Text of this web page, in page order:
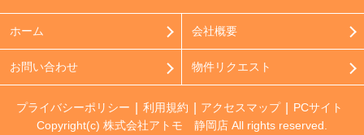
ホーム 会社概要
お問い合わせ 物件リクエスト
プライバシーポリシー 利用規約 アクセスマップ
PCサイト
Copyright(c) 株式会社アトモ 静岡店 All rights reserved.